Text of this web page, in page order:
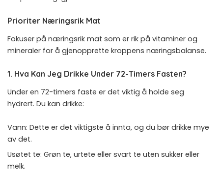
Prioriter Næringsrik Mat
Fokuser på næringsrik mat som er rik på vitaminer og
mineraler for å gjenopprette kroppens næringsbalanse.
1. Hva Kan Jeg Drikke Under 72-Timers Fasten?
Under en 72-timers faste er det viktig å holde seg
hydrert. Du kan drikke:
Vann: Dette er det viktigste å innta, og du bør drikke mye
av det.
Usøtet te: Grøn te, urtete eller svart te uten sukker eller
melk.